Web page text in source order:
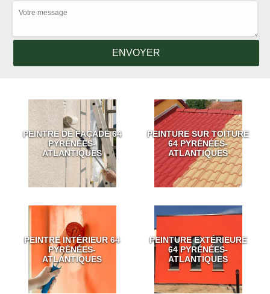
PEINTRE DE FAÇADE 64
PYRÉNÉES-
ATLANTIQUES
PEINTURE SUR TOITURE
64 PYRÉNÉES-
ATLANTIQUES
PEINTRE INTÉRIEUR 64
PYRÉNÉES-
ATLANTIQUES
PEINTURE EXTÉRIEURE
64 PYRÉNÉES-
ATLANTIQUES